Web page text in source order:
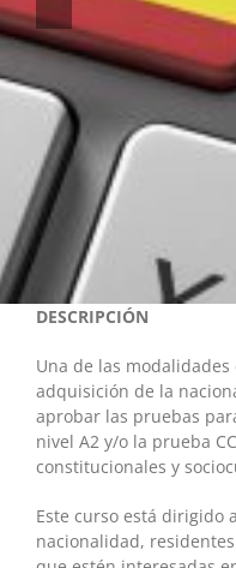
DESCRIPCIÓN
Una de las
adquisición de la
aprobar las pruebas
nivel A2 y/o la prueba
constitucionales y
Este curso está dirigido
nacionalidad,